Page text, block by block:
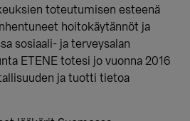
toteutumisen esteenä
hoitokäytännöt ja
sosiaali- ja terveysalan
ETENE totesi jo vuonna 2016
ja tuotti tietoa